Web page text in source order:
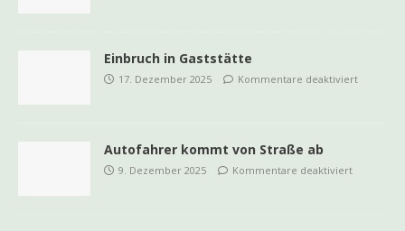
Einbruch in Gaststätte
17. Dezember 2025 Kommentare deaktiviert
Autofahrer kommt von Straße ab
9. Dezember 2025 Kommentare deaktiviert